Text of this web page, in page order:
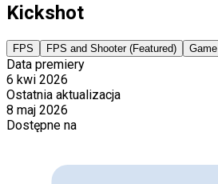
Kickshot
FPS FPS and Shooter (Featured) Game
Data premiery
6 kwi 2026
Ostatnia aktualizacja
8 maj 2026
Dostępne na